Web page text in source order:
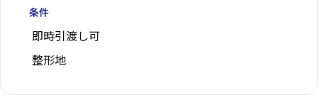
条件
即時引渡し可
整形地